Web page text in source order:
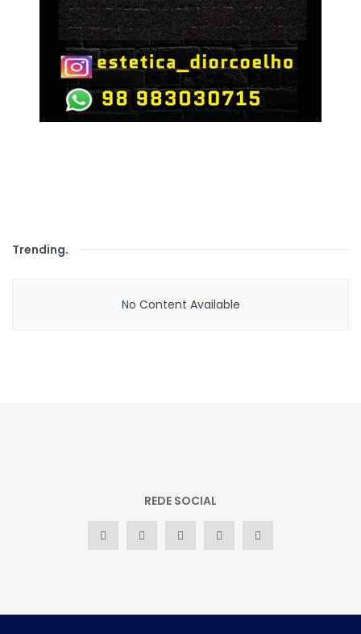
Trending.
No Content Available
REDE SOCIAL